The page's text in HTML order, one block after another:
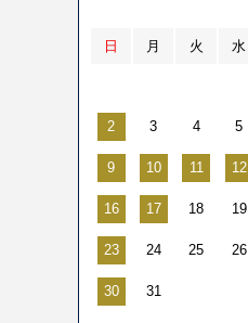
日 月 火 水
2 3 4 5
9 10 11 12
16 17 18 19
23 24 25 26
30 31